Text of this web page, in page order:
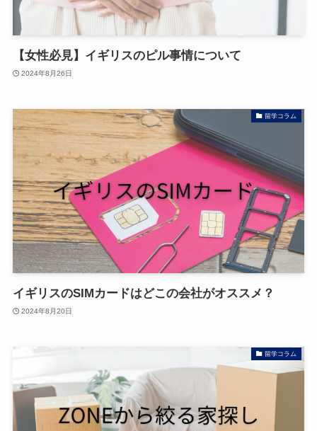
【女性必見】イギリスのピル事情について
2024年8月26日
留学コラム
イギリスのSIMカードはどこの会社がオススメ？
2024年8月20日
留学コラム